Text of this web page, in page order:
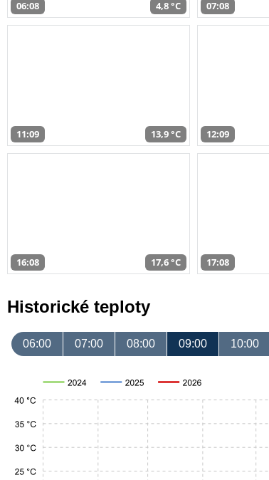
06:08 4,8 °C 07:08
11:09 13,9 °C 12:09
16:08 17,6 °C 17:08
Historické teploty
06:00 07:00 08:00 09:00 10:00